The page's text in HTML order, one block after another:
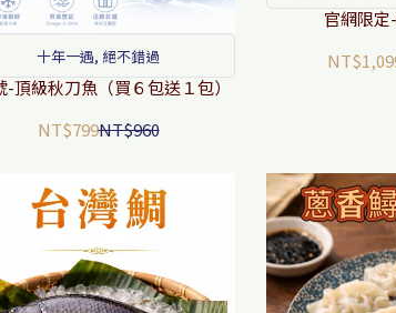
十年一遇, 絕不錯過
-頂級秋刀魚（買６包送１包）
NT$799NT$960
面又有
官網限